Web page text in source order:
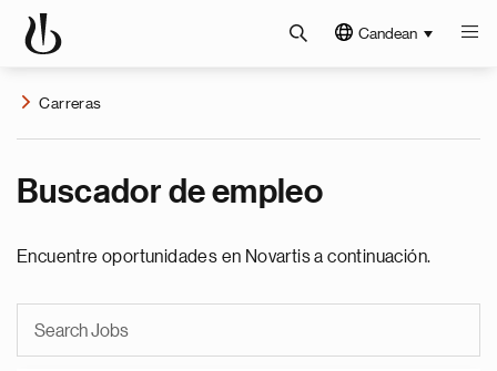
Candean
Carreras
Buscador de empleo
Encuentre oportunidades en Novartis a continuación.